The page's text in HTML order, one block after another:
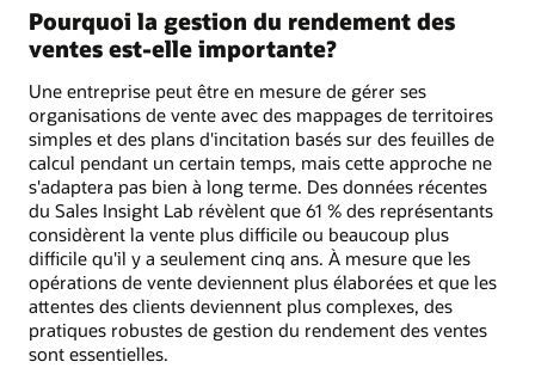
Pourquoi la gestion du rendement des
ventes est-elle importante?
Une entreprise peut être en mesure de gérer ses
organisations de vente avec des mappages de territoires
simples et des plans d'incitation basés sur des feuilles de
calcul pendant un certain temps, mais cette approche ne
s'adaptera pas bien à long terme. Des données récentes
du Sales Insight Lab révèlent que 61 % des représentants
considèrent la vente plus difficile ou beaucoup plus
difficile qu'il y a seulement cinq ans. À mesure que les
opérations de vente deviennent plus élaborées et que les
attentes des clients deviennent plus complexes, des
pratiques robustes de gestion du rendement des ventes
sont essentielles.